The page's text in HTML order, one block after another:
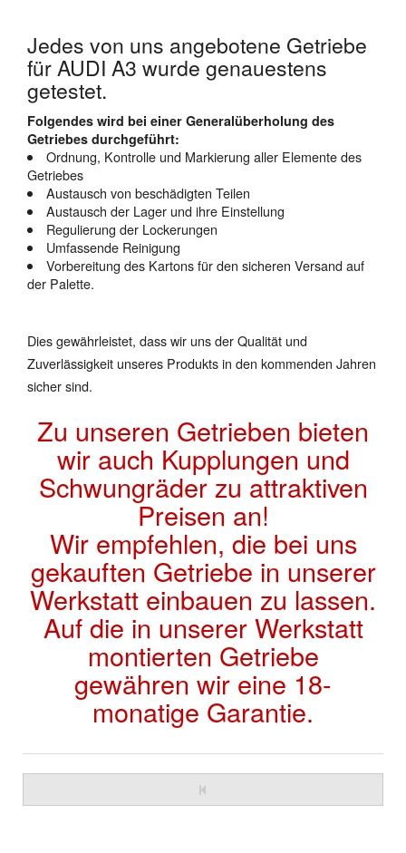
Jedes von uns angebotene Getriebe
für AUDI A3 wurde genauestens
getestet.
Folgendes wird bei einer Generalüberholung des
Getriebes durchgeführt:
Ordnung, Kontrolle und Markierung aller Elemente des
Getriebes
Austausch von beschädigten Teilen
Austausch der Lager und ihre Einstellung
Regulierung der Lockerungen
Umfassende Reinigung
Vorbereitung des Kartons für den sicheren Versand auf
der Palette.
Dies gewährleistet, dass wir uns der Qualität und
Zuverlässigkeit unseres Produkts in den kommenden Jahren
sicher sind.
Zu unseren Getrieben bieten
wir auch Kupplungen und
Schwungräder zu attraktiven
Preisen an!
Wir empfehlen, die bei uns
gekauften Getriebe in unserer
Werkstatt einbauen zu lassen.
Auf die in unserer Werkstatt
montierten Getriebe
gewähren wir eine 18-
monatige Garantie.